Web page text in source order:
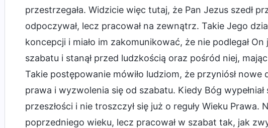
przestrzegała. Widzicie więc tutaj, że Pan Jezus szedł
odpoczywał, lecz pracował na zewnątrz. Takie Jego
koncepcji i miało im zakomunikować, że nie podlegał
szabatu i stanął przed ludzkością oraz pośród niej,
Takie postępowanie mówiło ludziom, że przyniósł nowe
prawa i wyzwolenia się od szabatu. Kiedy Bóg
przeszłości i nie troszczył się już o reguły Wieku Prawa.
poprzedniego wieku, lecz pracował w szabat tak, jak